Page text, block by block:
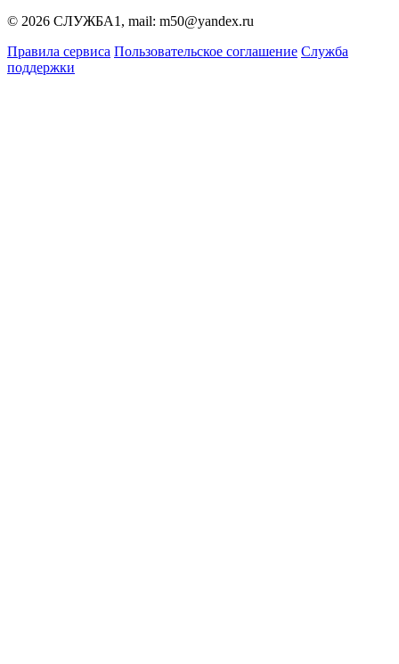
© 2026 СЛУЖБА1, mail: m50@yandex.ru
Правила сервиса Пользовательское соглашение Служба
поддержки